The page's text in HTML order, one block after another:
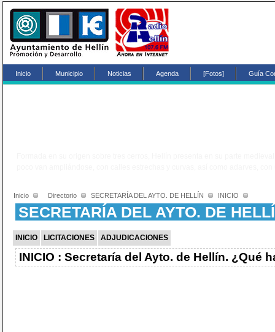
Inicio Municipio Noticias Agenda [Fotos] Guía
Inicio Directorio SECRETARÍA DEL AYTO. DE HELLÍN INICIO
SECRETARÍA DEL AYTO. DE
INICIO LICITACIONES ADJUDICACIONES
INICIO : Secretaría del Ayto. de Hellín. ¿Qué